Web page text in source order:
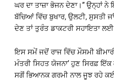
ਘਰ ਦਾ ਤਾਜ਼ਾ ਭੋਜਨ ਦੇਣਾ।” ਉਨ੍ਹਾਂ
ਬੱਚਿਆਂ ਵਿੱਚ ਬੁਖਾਰ, ਉਲਟੀ, ਸੁਸਤੀ
ਦੇਣ ਤਾਂ ਤੁਰੰਤ ਡਾਕਟਰੀ ਸਹਾਇਤਾ ਲਈ
ਇਸ ਸਮੇਂ ਜਦੋਂ ਰਾਜ ਵਿੱਚ ਮੌਸਮੀ
ਮੰਤਰੀ ਸਿਹਤ ਯੋਜਨਾ’ ਹੁਣ ਸਿਰਫ਼ ਇੱਕ
ਸਗੋਂ ਭਿਆਨਕ ਗਰਮੀ ਨਾਲ ਜੂਝ ਰਹੇ